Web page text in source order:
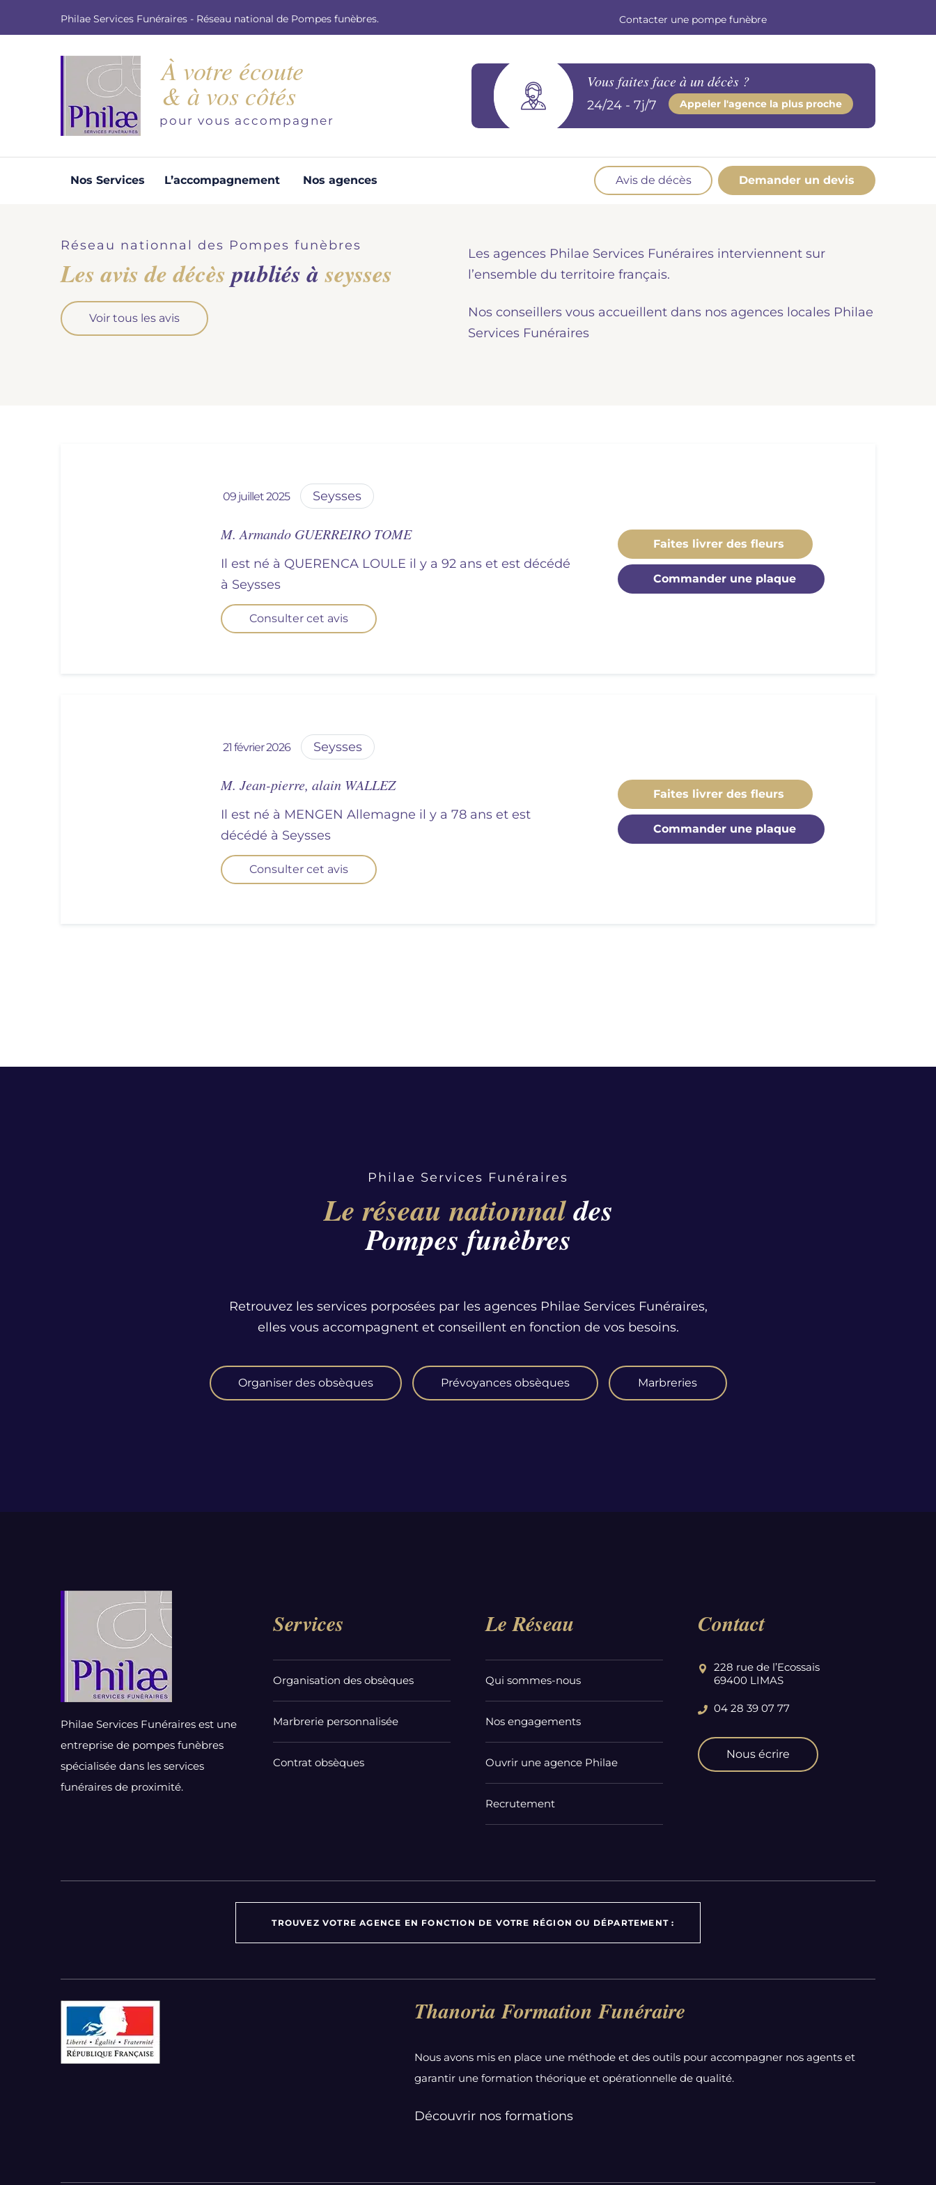
Philae Services Funéraires - Réseau national de Pompes funèbres. Contacter une pompe funèbre
À votre écoute
& à vos côtés
pour vous accompagner
Vous faites face à un décès ?
24/24 - 7j/7 Appeler l'agence la plus proche
Nos Services L’accompagnement Nos agences Avis de décès Demander un devis
Demandez votre devis pour l'organisation
d'obsèques, nos équipe s'engage à vous
répondre dans les meilleurs délais.
Demander un devis obsèques
soulager vos proches pour l'organisation de la
cérémonie. Nous vous accompagnons.
Demander un devis prévoyance
marbrerie pour accompagner l'hommage du
défunt. Découvrez nos gammes spécialisées.
Demander un devis marbrerie
Réseau nationnal des Pompes funèbres
Les avis de décèspubliés àseysses
Voir tous les avis
Les agences Philae Services Funéraires interviennent sur
l’ensemble du territoire français.
Nos conseillers vous accueillent dans nos agences locales Philae
Services Funéraires
09 juillet 2025 seysses
M. Armando GUERREIRO TOME
Il est né à QUERENCA LOULE il y a 92 ans et est décédé
à
seysses
Consulter cet avis
Faites livrer des fleurs
Commander une plaque
21 février 2026 seysses
M. Jean-pierre, alain WALLEZ
Il est né à MENGEN Allemagne il y a 78 ans et est
décédé à
seysses
Consulter cet avis
Faites livrer des fleurs
Commander une plaque
Philae Services Funéraires
Le réseau nationnaldes
Pompes funèbres
Retrouvez les services porposées par les agences Philae Services Funéraires,
elles vous accompagnent et conseillent en fonction de vos besoins.
Organiser des obsèques Prévoyances obsèques Marbreries
Philae Services Funéraires est une
entreprise de pompes funèbres
spécialisée dans les services
funéraires de proximité.
Services
Organisation des obsèques
Marbrerie personnalisée
Contrat obsèques
Le Réseau
Qui sommes-nous
Nos engagements
Ouvrir une agence Philae
Recrutement
Contact
228 rue de l’Ecossais
69400 LIMAS
04 28 39 07 77
Nous écrire
TROUVEZ VOTRE AGENCE EN FONCTION DE VOTRE RÉGION OU DÉPARTEMENT :
Par région :
Auvergne-Rhône-Alpes
Bourgogne-Franche-Comté
Par département :
Côte-d'Or
Thanoria Formation Funéraire
Nous avons mis en place une méthode et des outils pour accompagner nos agents et
garantir une formation théorique et opérationnelle de qualité.
Découvrir nos formations